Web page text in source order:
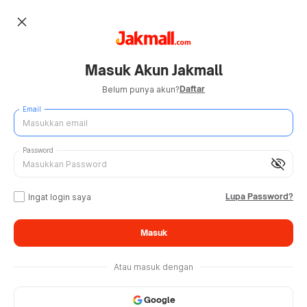
close
Masuk Akun Jakmall
Belum punya akun?Daftar
Email
visibility_off
Password
Ingat login saya Lupa Password?
Masuk
Atau masuk dengan
Google